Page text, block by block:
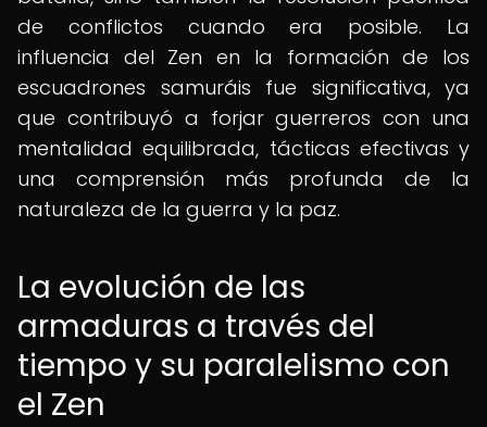
de conflictos cuando era posible. La
influencia del Zen en la formación de los
escuadrones samuráis fue significativa, ya
que contribuyó a forjar guerreros con una
mentalidad equilibrada, tácticas efectivas y
una comprensión más profunda de la
naturaleza de la guerra y la paz.
La evolución de las
armaduras a través del
tiempo y su paralelismo con
el Zen